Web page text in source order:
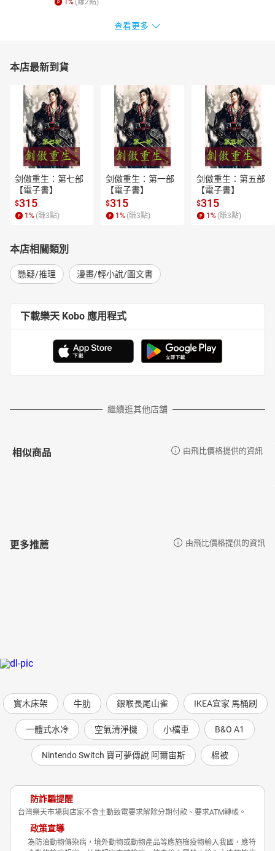
查看更多
本店最新到貨
剑傲重生：第七部
【電子書】
$315
1 % (賺3點)
剑傲重生：第一部
【電子書】
$315
1 % (賺3點)
剑傲重生：第五部
【電子書】
$315
1 % (賺3點)
本店相關類別
懸疑/推理 漫畫/輕小說/圖文書
下載樂天 Kobo 應用程式
繼續逛其他店舖
相似商品 由飛比價格提供的資訊
更多推薦 由飛比價格提供的資訊
實木床架 牛肋 銀喉長尾山雀 IKEA宜家 馬桶刷
一體式水冷 空氣清淨機 小檔車 B&O A1
Nintendo Switch 寶可夢傳說 阿爾宙斯 棉被
防詐騙提醒
台灣樂天市場與店家不會主動致電要求解除分期付款、要求ATM轉帳。
政策宣導
為防治動物傳染病，境外動物或動物產品等應施檢疫物輸入我國，應符